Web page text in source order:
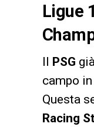
Ligue
Il PSG già
campo in
Questa
Racing